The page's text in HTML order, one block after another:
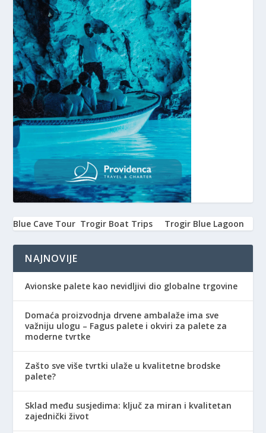
Blue Cave Tour Trogir Boat Trips Trogir Blue Lagoon
NAJNOVIJE
Avionske palete kao nevidljivi dio globalne trgovine
Domaća proizvodnja drvene ambalaže ima sve
važniju ulogu – Fagus palete i okviri za palete za
moderne tvrtke
Zašto sve više tvrtki ulaže u kvalitetne brodske
palete?
Sklad među susjedima: ključ za miran i kvalitetan
zajednički život